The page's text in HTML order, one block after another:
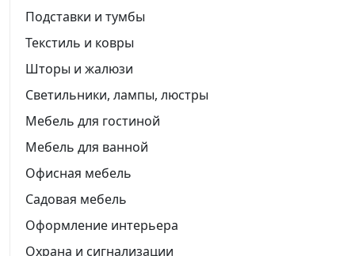
Подставки и тумбы
Текстиль и ковры
Шторы и жалюзи
Светильники, лампы, люстры
Мебель для гостиной
Мебель для ванной
Офисная мебель
Садовая мебель
Оформление интерьера
Охрана и сигнализации